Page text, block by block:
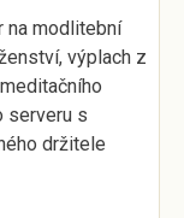
na modlitební
výplach z
serveru s
držitele